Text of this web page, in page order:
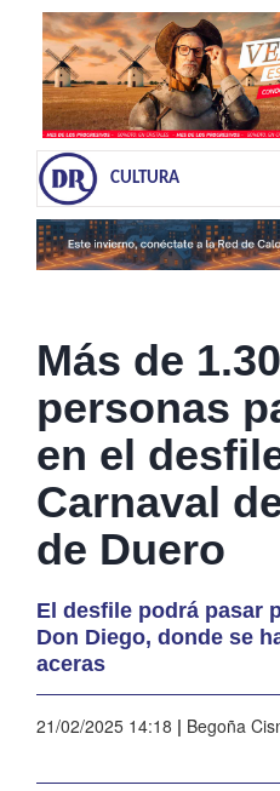
CULTURA
Más de
personas
en el
Carnaval
de Duero
El desfile podrá pasar
Don Diego, donde se
aceras
21/02/2025 14:18 | Begoña